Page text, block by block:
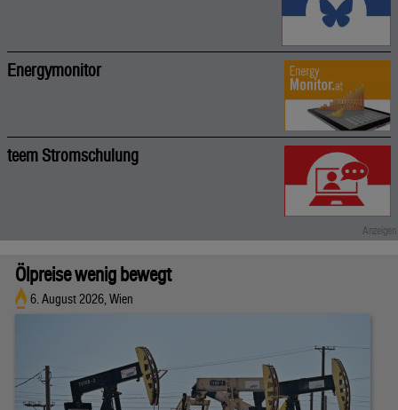
Energymonitor
teem Stromschulung
Ölpreise wenig bewegt
6. August 2026, Wien